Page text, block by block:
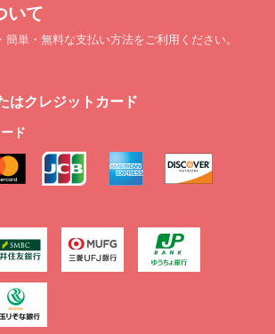
いて
簡単・無料な支払い方法をご利用ください。
はクレジットカード
ド